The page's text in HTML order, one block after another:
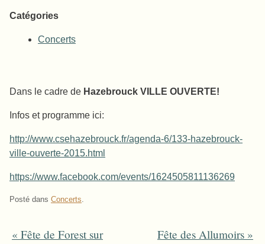
Catégories
Concerts
Dans le cadre de Hazebrouck VILLE OUVERTE!
Infos et programme ici:
http://www.csehazebrouck.fr/agenda-6/133-hazebrouck-
ville-ouverte-2015.html
https://www.facebook.com/events/1624505811136269
Posté dans Concerts
« Fête de Forest sur
Fête des Allumoirs »